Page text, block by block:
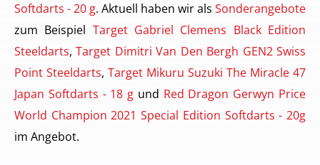
Softdarts - 20 g. Aktuell haben wir als Sonderangebote
zum Beispiel Target Gabriel Clemens Black Edition
Steeldarts,Target Dimitri Van Den Bergh GEN2 Swiss
Point Steeldarts, Target Mikuru Suzuki The Miracle 47
Japan Softdarts - 18 g und Red Dragon Gerwyn Price
World Champion 2021 Special Edition Softdarts - 20g
im Angebot.